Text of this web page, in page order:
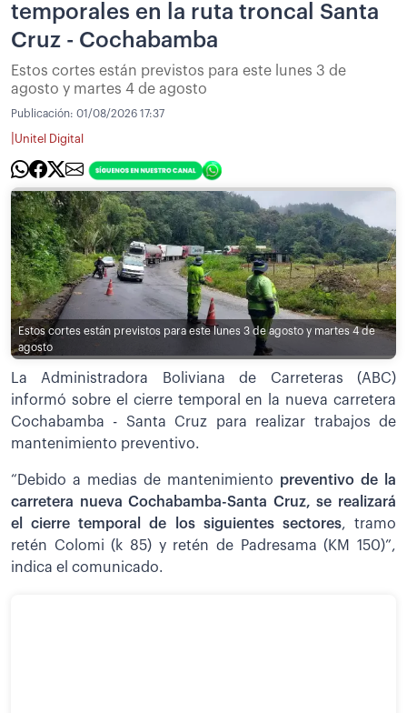
temporales en la ruta troncal Santa
Cruz - Cochabamba
Estos cortes están previstos para este lunes 3 de
agosto y martes 4 de agosto
Publicación: 01/08/2026 17:37
Unitel Digital
Estos cortes están previstos para este lunes 3 de agosto y martes 4 de
agosto
La Administradora Boliviana de Carreteras (ABC)
informó sobre el cierre temporal en la nueva carretera
Cochabamba - Santa Cruz para realizar trabajos de
mantenimiento preventivo.
“Debido a medias de mantenimiento preventivo de la
carretera nueva Cochabamba-Santa Cruz, se realizará
el cierre temporal de los siguientes sectores, tramo
retén Colomi (k 85) y retén de Padresama (KM 150)”,
indica el comunicado.